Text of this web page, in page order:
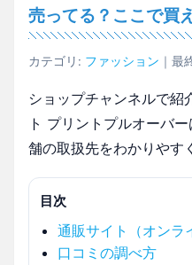
売ってる？ここで買
カテゴリ: ファッション ｜最
ショップチャンネルで
ト プリントプルオーバ
舗の取扱先をわかりやす
目次
通販サイト（オンラ
口コミの調べ方